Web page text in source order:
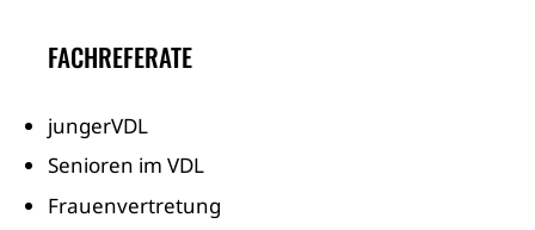
FACHREFERATE
jungerVDL
Senioren im VDL
Frauenvertretung